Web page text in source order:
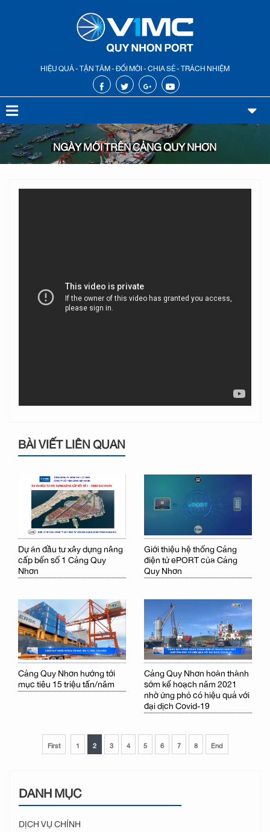
HIỆU QUẢ - TẬN TÂM - ĐỔI MỚI - CHIA SẺ - TRÁCH NHIỆM
NGÀY MỚI TRÊN CẢNG QUY NHƠN
BÀI VIẾT LIÊN QUAN
Dự án đầu tư xây dựng nâng
cấp bến số 1 Cảng Quy
Nhơn
Giới thiệu hệ thống Cảng
điện tử ePORT của Cảng
Quy Nhơn
Cảng Quy Nhơn hướng tới
mục tiêu 15 triệu tấn/năm
Cảng Quy Nhơn hoàn thành
sớm kế hoạch năm 2021
nhờ ứng phó có hiệu quả với
đại dịch Covid-19
First 1 2 3 4 5 6 7 8 End
DANH MỤC
DỊCH VỤ CHÍNH